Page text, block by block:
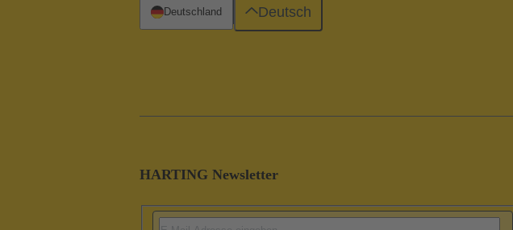
HARTING Newsletter
Deutschland Deutsch